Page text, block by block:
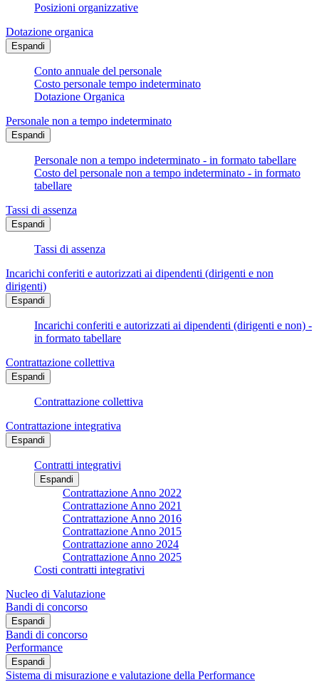
Posizioni organizzative
Dotazione organica
Espandi
Conto annuale del personale
Costo personale tempo indeterminato
Dotazione Organica
Personale non a tempo indeterminato
Espandi
Personale non a tempo indeterminato - in formato tabellare
Costo del personale non a tempo indeterminato - in formato
tabellare
Tassi di assenza
Espandi
Tassi di assenza
Incarichi conferiti e autorizzati ai dipendenti (dirigenti e non
dirigenti)
Espandi
Incarichi conferiti e autorizzati ai dipendenti (dirigenti e non) -
in formato tabellare
Contrattazione collettiva
Espandi
Contrattazione collettiva
Contrattazione integrativa
Espandi
Contratti integrativi
Espandi
Contrattazione Anno 2022
Contrattazione Anno 2021
Contrattazione Anno 2016
Contrattazione Anno 2015
Contrattazione anno 2024
Contrattazione Anno 2025
Costi contratti integrativi
Nucleo di Valutazione
Bandi di concorso
Espandi
Bandi di concorso
Performance
Espandi
Sistema di misurazione e valutazione della Performance